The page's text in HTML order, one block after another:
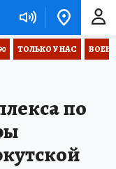
ТОЛЬКО У НАС
по